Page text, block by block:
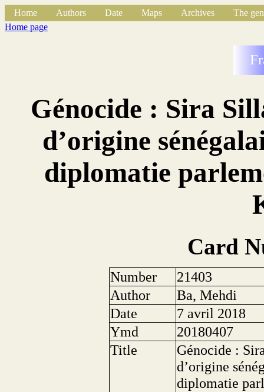
Home Authors Date Maps Archives
The
Home page
Génocide : Sira
d’origine
diplomatie
Card
Number
21403
Author
Ba, Mehdi
Date
7 avril 2018
Ymd
20180407
Title
Génocide :
d’origine
diplomatie